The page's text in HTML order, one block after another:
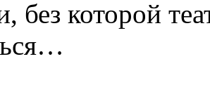
без которой